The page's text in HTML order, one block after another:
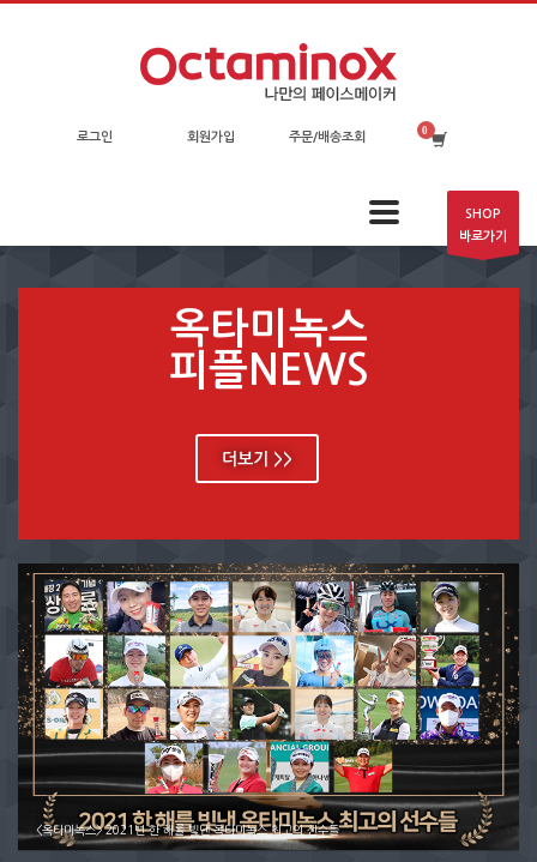
로그인 회원가입 주문/배송조회
SHOP
바로가기
옥타미녹스
피플NEWS
더보기 >>
<옥타미녹스> 2021년 한 해를 빛낸 옥타미녹스 최고의 선수들